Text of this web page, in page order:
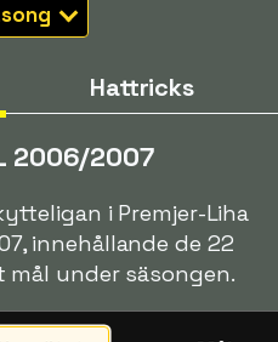
Hattricks
2006/2007
i Premjer-Liha
innehållande de 22
under säsongen.